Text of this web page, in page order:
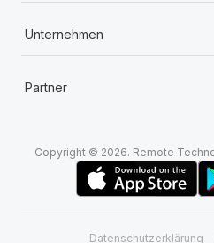
Unternehmen
Partner
Copyright © 2026. Remote
Datenschutzerklärung